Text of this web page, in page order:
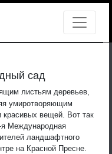
сад
листьям деревьев,
умиротворяющим
вещей. Вот так
я Международная
ландшафтного
на Красной Пресне.